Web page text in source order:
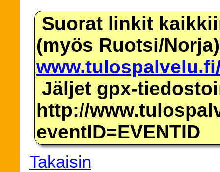
Suorat linkit
(myös Ruotsi/Norja)
Jäljet gpx-
http://
eventID=EVENTID
Takaisin